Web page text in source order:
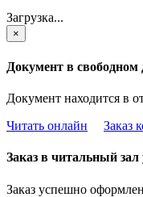
Загрузка...
×
Документ в свободном
Документ находится в
Читать онлайн
Заказ
Заказ в читальный
Заказ успешно